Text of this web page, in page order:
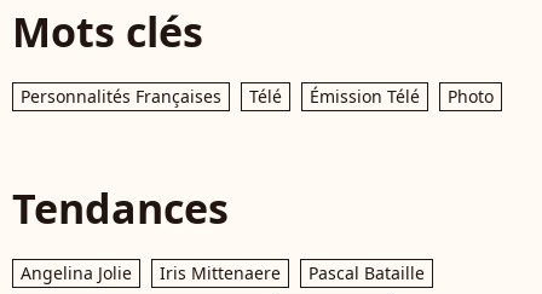
Mots clés
Personnalités Françaises Télé Émission Télé Photo
Tendances
Angelina Jolie Iris Mittenaere
Pascal Bataille